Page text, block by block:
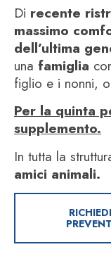
Di recente
massimo
dell’ultima
una famiglia
figlio e i nonni, o
Per la quinta
supplemento.
In tutta la
amici animali.